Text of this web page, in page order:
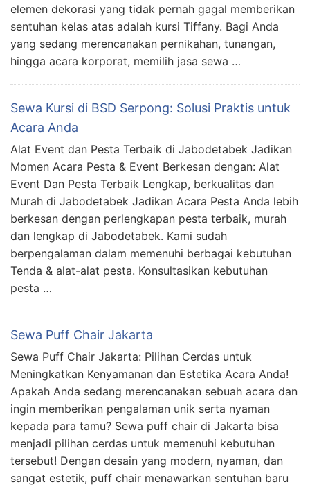
elemen dekorasi yang tidak pernah gagal memberikan
sentuhan kelas atas adalah kursi Tiffany. Bagi Anda
yang sedang merencanakan pernikahan, tunangan,
hingga acara korporat, memilih jasa sewa …
Sewa Kursi di BSD Serpong: Solusi Praktis untuk
Acara Anda
Alat Event dan Pesta Terbaik di Jabodetabek Jadikan
Momen Acara Pesta & Event Berkesan dengan: Alat
Event Dan Pesta Terbaik Lengkap, berkualitas dan
Murah di Jabodetabek Jadikan Acara Pesta Anda lebih
berkesan dengan perlengkapan pesta terbaik, murah
dan lengkap di Jabodetabek. Kami sudah
berpengalaman dalam memenuhi berbagai kebutuhan
Tenda & alat-alat pesta. Konsultasikan kebutuhan
pesta …
Sewa Puff Chair Jakarta
Sewa Puff Chair Jakarta: Pilihan Cerdas untuk
Meningkatkan Kenyamanan dan Estetika Acara Anda!
Apakah Anda sedang merencanakan sebuah acara dan
ingin memberikan pengalaman unik serta nyaman
kepada para tamu? Sewa puff chair di Jakarta bisa
menjadi pilihan cerdas untuk memenuhi kebutuhan
tersebut! Dengan desain yang modern, nyaman, dan
sangat estetik, puff chair menawarkan sentuhan baru